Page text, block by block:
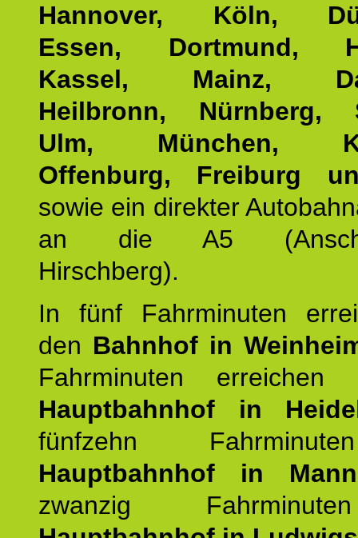
Hannover, Köln,
Essen, Dortmund,
Kassel, Mainz,
Heilbronn, Nürnberg,
Ulm, München,
Offenburg, Freiburg
sowie ein direkter
an die A5
Hirschberg).
In fünf Fahrminuten
den Bahnhof in
Fahrminuten
Hauptbahnhof in
fünfzehn
Hauptbahnhof in
zwanzig